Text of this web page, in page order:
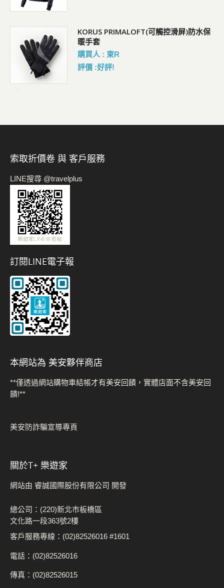
KORUS PRIMALOFT(可觸控滑屏)防水保
暖手套
購買人 : 東R
評價 :好評!
索取折價卷 與 客戶服務
LINE搜尋 @travelplus
訂閱LINE電子報
本網站為 美安夥伴商店
**僅透過網站購物車結帳才有美安回饋，實體店面不含美安回
饋!**
美安防詐騙宣導專頁
關於t+ 樂遊家
網站由 睿誠國際股份有限公司 開發
總公司：(220)新北市板橋區
文化路一段363號2樓
客戶服務專線：(02)82526016 #1601
電話：(02)82526016
傳真：(02)82526015